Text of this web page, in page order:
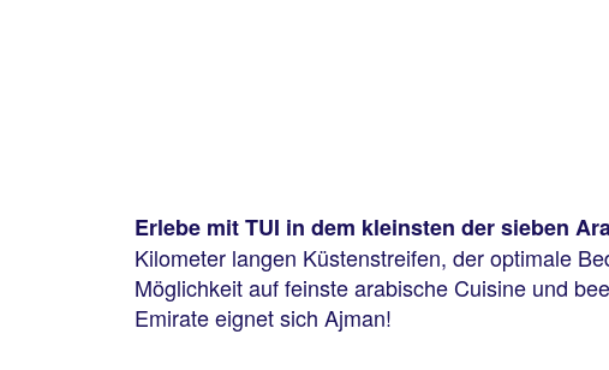
Erlebe mit TUI in dem kleinsten der sieben
Kilometer langen Küstenstreifen, der optimale
Möglichkeit auf feinste arabische Cuisine und
Emirate eignet sich Ajman!